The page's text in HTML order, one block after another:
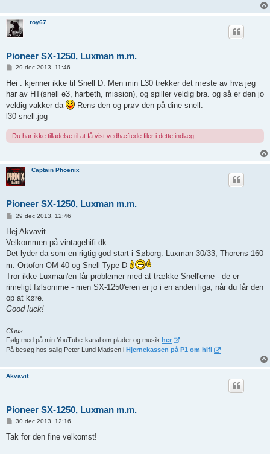
roy67
Pioneer SX-1250, Luxman m.m.
d
æ
g
29 dec 2013, 11:46
Hei . kjenner ikke til Snell D. Men min L30 trekker det meste av hva jeg
har av HT(snell e3, harbeth, mission), og spiller veldig bra. og så er den jo
veldig vakker da
Rens den og prøv den på dine snell.
l30 snell.jpg
Du har ikke tilladelse til at få vist vedhæftede filer i dette indlæg.
Captain Phoenix
Pioneer SX-1250, Luxman m.m.
d
æ
g
29 dec 2013, 12:46
Hej Akvavit
Velkommen på vintagehifi.dk.
Det lyder da som en rigtig god start i Søborg: Luxman 30/33, Thorens 160
m. Ortofon OM-40 og Snell Type D
Tror ikke Luxman'en får problemer med at trække Snell'erne - de er
rimeligt følsomme - men SX-1250'eren er jo i en anden liga, når du får den
op at køre.
Good luck!
Claus
Følg med på min YouTube-kanal om plader og musik her
På besøg hos salig Peter Lund Madsen i Hjernekassen på P1 om hifi
Akvavit
Pioneer SX-1250, Luxman m.m.
d
30 dec 2013, 12:16
Tak for den fine velkomst!